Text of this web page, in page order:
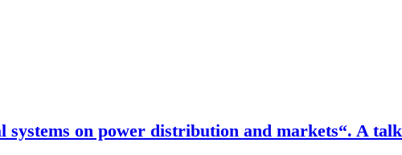
systems on power distribution and markets“. A